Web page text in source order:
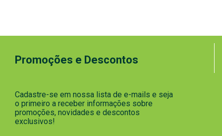
Promoções e Descontos
Cadastre-se em nossa lista de e-mails e seja
o primeiro a receber informações sobre
promoções, novidades e descontos
exclusivos!